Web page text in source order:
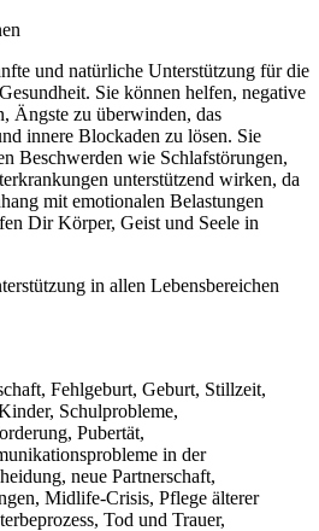
und natürliche Unterstützung für die
Sie können helfen, negative
Ängste zu überwinden, das
innere Blockaden zu lösen. Sie
Beschwerden wie Schlafstörungen,
unterstützend wirken, da
mit emotionalen Belastungen
Dir Körper, Geist und Seele in
in allen Lebensbereichen
Fehlgeburt, Geburt, Stillzeit,
Schulprobleme,
Pubertät,
in der
neue Partnerschaft,
Midlife-Crisis, Pflege älterer
Tod und Trauer,